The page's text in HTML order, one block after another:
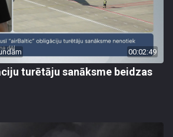
00:02:49
turētāju sanāksme beidzas